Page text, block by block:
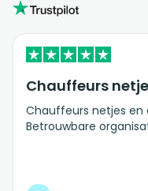
Chauffeurs
Chauffeurs netjes en
Betrouwbare